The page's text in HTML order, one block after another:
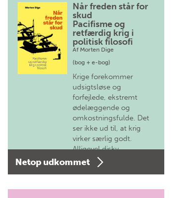
Når freden står for
skud
Pacifisme og
retfærdig krig i
politisk filosofi
Af Morten Dige
(bog + e-bog)
Krige forekommer
udsigtsløse og
forfejlede, ekstremt
ødelæggende og
omkostningsfulde. Det
ser ikke ud til, at krig
virker særlig godt.
Alligevel diskv…
Netop udkommet